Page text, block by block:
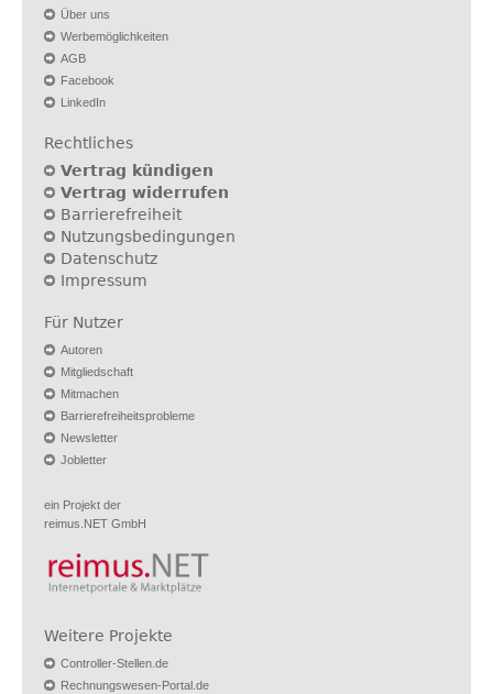
Über uns
Werbemöglichkeiten
AGB
Facebook
LinkedIn
Rechtliches
Vertrag kündigen
Vertrag widerrufen
Barrierefreiheit
Nutzungsbedingungen
Datenschutz
Impressum
Für Nutzer
Autoren
Mitgliedschaft
Mitmachen
Barrierefreiheitsprobleme
Newsletter
Jobletter
ein Projekt der
reimus.NET GmbH
Weitere Projekte
Controller-Stellen.de
Rechnungswesen-Portal.de